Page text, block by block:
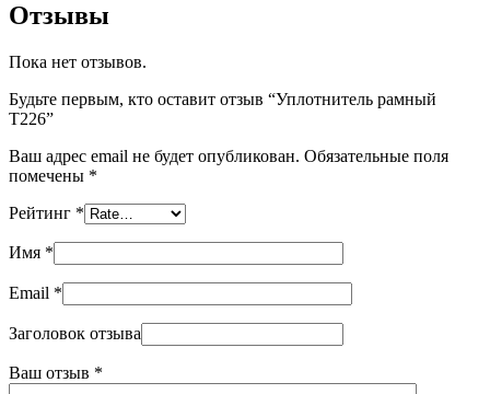
Отзывы
Пока нет отзывов.
Будьте первым, кто оставит отзыв “Уплотнитель рамный
Т226”
Ваш адрес email не будет опубликован. Обязательные поля
помечены *
Рейтинг *
Имя *
Email *
Заголовок отзыва
Ваш отзыв *